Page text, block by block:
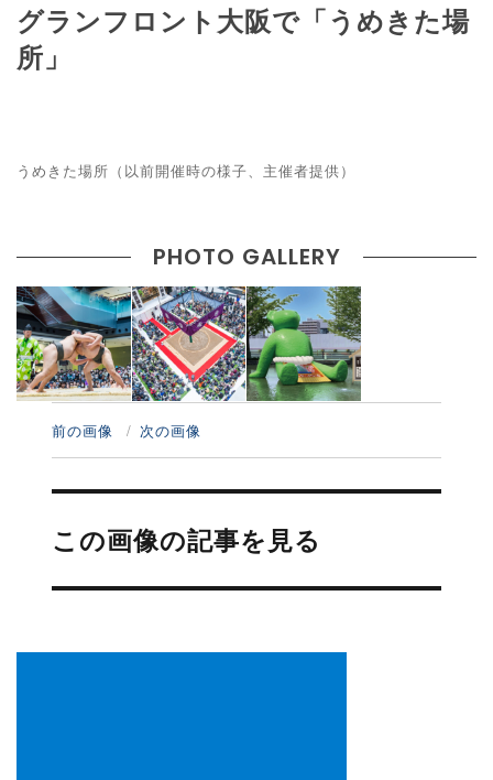
グランフロント大阪で「うめきた場
所」
うめきた場所（以前開催時の様子、主催者提供）
PHOTO GALLERY
前の画像 次の画像
投
ナ
ビ
ー
この画像の記事を見る